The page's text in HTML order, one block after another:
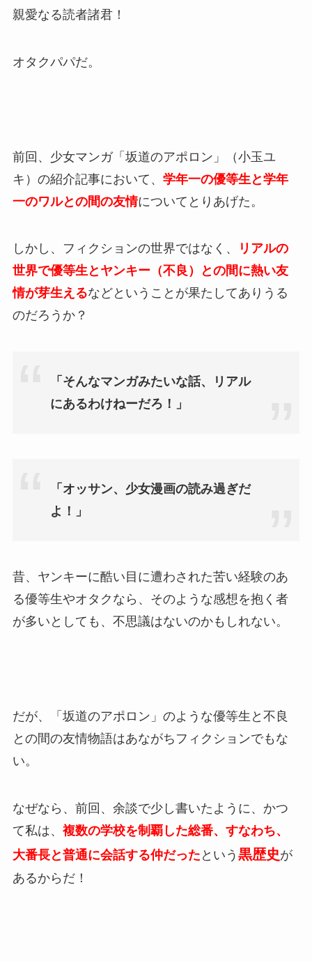
親愛なる読者諸君！
オタクパパだ。
前回、少女マンガ「坂道のアポロン」（小玉ユ
キ）の紹介記事において、 学年一の優等生と学年
一のワルとの間の友情についてとりあげた。
しかし、フィクションの世界ではなく、
リアルの
世界で優等生とヤンキー（不良）との間に熱い友
情が芽生えるなどということが果たしてありうる
のだろうか？
「そんなマンガみたいな話、リアル
にあるわけねーだろ！」
「オッサン、少女漫画の読み過ぎだ
よ！」
昔、ヤンキーに酷い目に遭わされた苦い経験のあ
る優等生やオタクなら、そのような感想を抱く者
が多いとしても、不思議はないのかもしれない。
だが、「坂道のアポロン」のような優等生と不良
との間の友情物語はあながちフィクションでもな
い。
なぜなら、前回、余談で少し書いたように、かつ
て私は、 複数の学校を制覇した総番、すなわち、
大番長と普通に会話する仲だった という 黒歴史が
あるからだ！